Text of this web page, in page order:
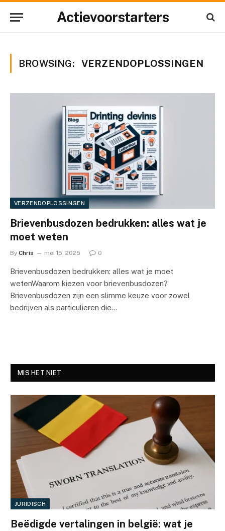
Actievoorstarters
BROWSING: VERZENDOPLOSSINGEN
VERZENDOPLOSSINGEN
Brievenbusdozen bedrukken: alles wat je
moet weten
By Chris mei 15, 2025 0
Brievenbusdozen bedrukken: alles wat je moet
wetenWaarom kiezen voor brievenbusdozen?
Brievenbusdozen zijn een slimme keuze voor zowel
bedrijven als particulieren die…
MIS HET NIET
JURIDISCH
Beëdigde vertalingen in belgië: wat je